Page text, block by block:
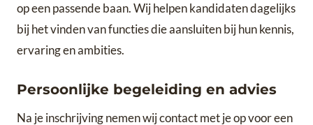
op een passende baan. Wij helpen kandidaten dagelijks
bij het vinden van functies die aansluiten bij hun kennis,
ervaring en ambities.
Persoonlijke begeleiding en advies
Na je inschrijving nemen wij contact met je op voor een